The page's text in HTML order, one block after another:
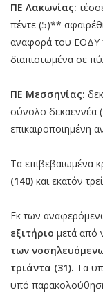
ΠΕ Λακωνίας:
πέντε (5)**
αναφορά του ΕΟΔΥ
διαπιστωμένα σε
ΠΕ Μεσσηνίας:
σύνολο δεκαεννέα
Τα επιβεβαιωμένα
(140) και εκατόν
Εκ των
εξιτήριο μετά από
των
τριάντα (31). Τα
υπό